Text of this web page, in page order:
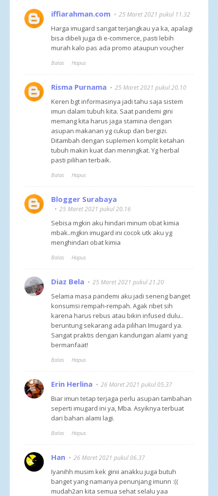
iffiarahman.com 25 Maret 2021 pukul 11.32
Harga imugard sangat terjangkau ya ka, apalagi
bisa dibeli juga di e-commerce, pasti lebih
murah kalo pas ada promo ataupun vouçher
Balas Hapus
Risma Purnama 25 Maret 2021 pukul 20.10
Keren bgt informasinya jadi tahu saja sistem
imun dalam tubuh kita. Saat pandemi gini
memang kita harus jaga stamina dengan
asupan makanan yg cukup dan bergizi.
Ditambah dengan suplemen komplit ketahan
tubuh makin kuat dan meningkat. Yg herbal
pasti pilihan terbaik.
Balas Hapus
Blogger Surabaya
25 Maret 2021 pukul 20.16
Sebisa mgkin aku hindari minum obat kimia
mbak..mgkin imugard ini cocok utk aku yg
menghindari obat kimia
Balas Hapus
Diaz Bela 25 Maret 2021 pukul 21.20
Selama masa pandemi aku jadi seneng banget
konsumsi rempah-rempah. Agak ribet sih
karena harus rebus atau bikin infused dulu..
beruntung sekarang ada pilihan Imugard ya.
Sangat praktis dengan kandungan alami yang
bermanfaat!
Balas Hapus
Erin Herlina 26 Maret 2021 pukul 05.37
Biar imun tetap terjaga perlu asupan tambahan
seperti imugard ini ya, Mba. Asyiknya terbuat
dari bahan alami lagi.
Balas Hapus
Han 26 Maret 2021 pukul 06.37
Iyanihh musim kek ginii anakku juga butuh
banget yang namanya penunjang imunn :((
mudah2an kita semua sehat selalu yaa